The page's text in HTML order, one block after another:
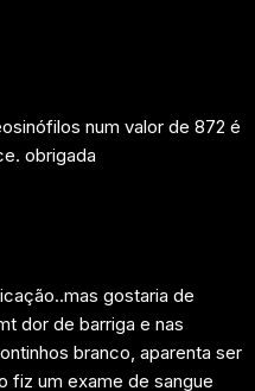
num valor de 872 é
obrigada
gostaria de
dor de barriga e nas
branco, aparenta ser
fiz um exame de sangue